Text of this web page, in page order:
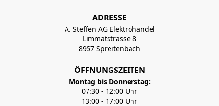
ADRESSE
A. Steffen AG Elektrohandel
Limmatstrasse 8
8957 Spreitenbach
ÖFFNUNGSZEITEN
Montag bis Donnerstag:
07:30 - 12:00 Uhr
13:00 - 17:00 Uhr